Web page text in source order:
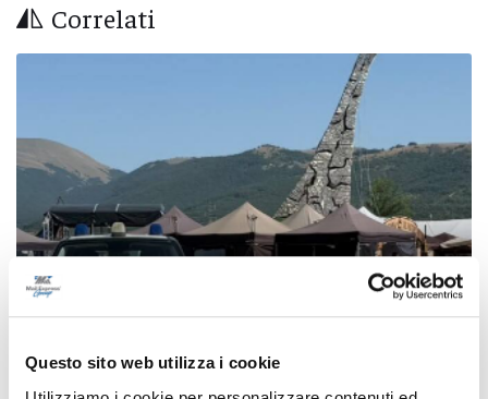
Questo sito web utilizza i cookie
Correlati
Blitz antidroga al Montelago Celtic Festival: